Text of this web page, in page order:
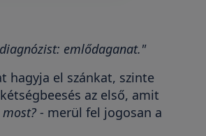
emlődaganat."
hagyja el szánkat, szinte
az első, amit
- merül fel jogosan a